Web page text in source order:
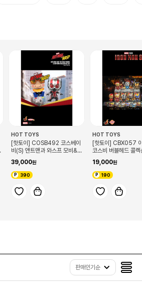
HOT TOYS
[핫토이] COSB492 코스베이
비(S) 앤트맨과 와스프 모비&앤
39,000
390
HOT TOYS
[핫토이] CBX057
코스비 버블헤드 콜
19,000
190
판매인기순